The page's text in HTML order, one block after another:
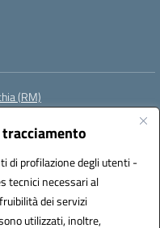
di profilazione degli utenti -
tecnici necessari al
dei servizi
utilizzati, inoltre,
(RM)
(IPA): istsc_rmic8b900g